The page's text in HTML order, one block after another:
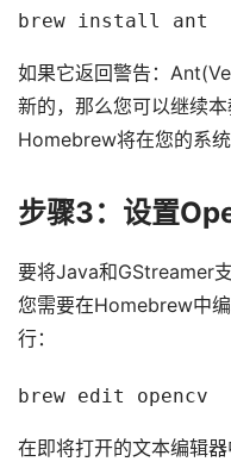
brew install ant
如果它返回警告：
新的，那么您可以继续本
Homebrew将在您的系统
步骤3：设置
要将Java和GStreamer
您需要在Homebrew中
行：
brew edit opencv
在即将打开的文本编辑